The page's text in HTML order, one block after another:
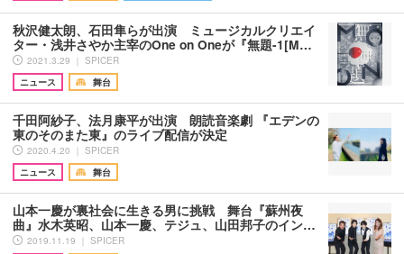
秋沢健太朗、石田隼らが出演 ミュージカルクリエイ
ター・浅井さやか主宰のOne on Oneが『無題-1[M…
2021.3.29 ｜ SPICER
ニュース
舞台
千田阿紗子、法月康平が出演 朗読音楽劇 『エデンの
東のそのまた東』のライブ配信が決定
2020.4.20 ｜ SPICER
ニュース
舞台
山本一慶が裏社会に生きる男に挑戦 舞台『蘇州夜
曲』水木英昭、山本一慶、テジュ、山田邦子のイン…
2019.11.19 ｜ SPICER